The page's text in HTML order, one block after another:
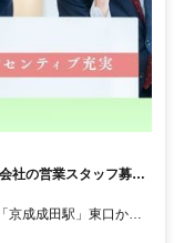
社の営業スタッフ募
成成田駅」東口から
日吉台病院」さん隣